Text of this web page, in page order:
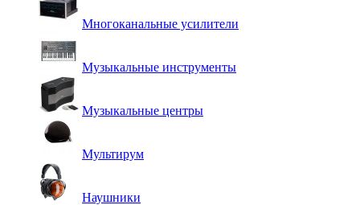
Многоканальные усилители
Музыкальные инструменты
Музыкальные центры
Мультирум
Наушники